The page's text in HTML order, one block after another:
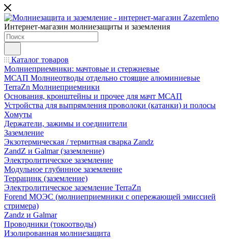
Интернет-магазин молниезащиты и заземления
Каталог товаров
Молниеприемники: мачтовые и стержневые
МСАП Молниеотводы отдельно стоящие алюминиевые
TerraZn Молниеприемники
Основания, кронштейны и прочее для мачт МСАП
Устройства для выпрямления проволоки (катанки) и полосы
Хомуты
Держатели, зажимы и соединители
Заземление
Экзотермическая / термитная сварка Zandz
ZandZ и Galmar (заземление)
Электролитическое заземление
Модульное глубинное заземление
Террацинк (заземление)
Электролитическое заземление TerraZn
Forend МОЭС (молниеприемники с опережающей эмиссией
стримера)
Zandz и Galmar
Проводники (токоотводы)
Изолированная молниезащита